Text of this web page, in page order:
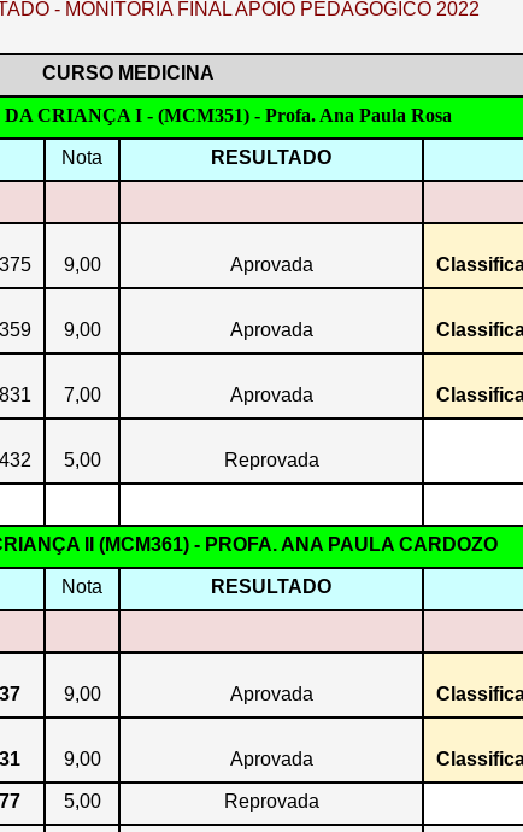
- MONITORIA FINAL APOIO PEDAGÓGICO 2022
CURSO MEDICINA
CRIANÇA I - (MCM351) - Profa. Ana Paula Rosa
Nota RESULTADO
9,00 Aprovada
9,00 Aprovada
7,00 Aprovada
5,00 Reprovada
II (MCM361) - PROFA. ANA PAULA CARDOZO
Nota RESULTADO
9,00 Aprovada
9,00 Aprovada
5,00 Reprovada